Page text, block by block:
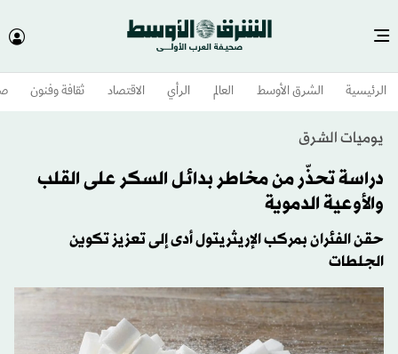
الرئيسية الشرق الأوسط​ العالم الرأي الاقتصاد ثقافة وفنون
يوميات الشرق
دراسة تحذّر من مخاطر بدائل السكر على القلب
والأوعية الدموية
حقن الفئران بمركب الإريثريتول أدى إلى تعزيز تكوين
الجلطات